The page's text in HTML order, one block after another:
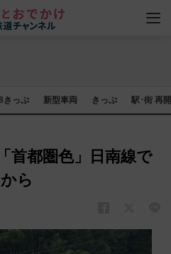
きっぷ 新型車両 きっぷ 駅･街 再
首都圏色」日南線で
ら